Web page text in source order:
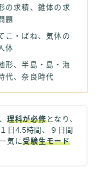
の求積、錐体の求
題
こ・ばね、気体の
体
形、半島・島・海
代、奈良時代
理科が必修となり、
日4.5時間、９日間
気に受験生モード